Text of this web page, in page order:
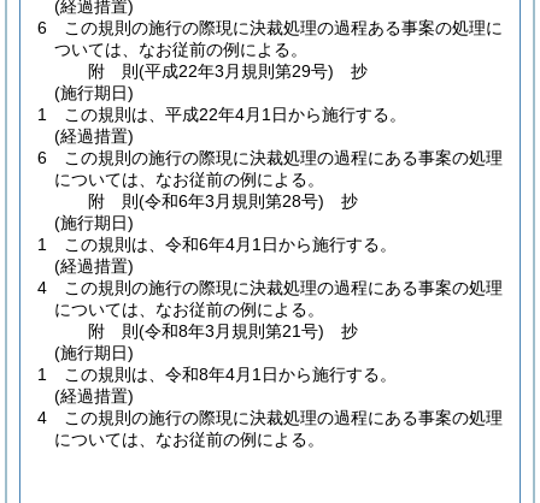
(経過措置)
6
この規則の施行の際現に決裁処理の過程ある事案の処理に
ついては、なお従前の例による。
附 則(平成22年3月規則第29号) 抄
(施行期日)
1
この規則は、平成22年4月1日から施行する。
(経過措置)
6
この規則の施行の際現に決裁処理の過程にある事案の処理
については、なお従前の例による。
附 則(令和6年3月規則第28号) 抄
(施行期日)
1
この規則は、令和6年4月1日から施行する。
(経過措置)
4
この規則の施行の際現に決裁処理の過程にある事案の処理
については、なお従前の例による。
附 則(令和8年3月規則第21号) 抄
(施行期日)
1
この規則は、令和8年4月1日から施行する。
(経過措置)
4
この規則の施行の際現に決裁処理の過程にある事案の処理
については、なお従前の例による。